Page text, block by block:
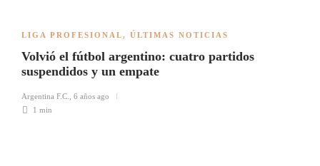
LIGA PROFESIONAL, ÚLTIMAS NOTICIAS
Volvió el fútbol argentino: cuatro partidos
suspendidos y un empate
Argentina F.C.
6 años ago
1 min